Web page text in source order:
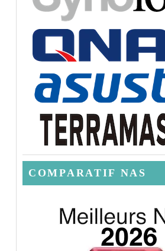
COMPARATIF NAS